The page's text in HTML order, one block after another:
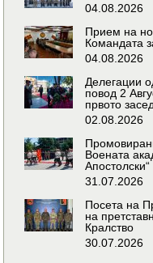
04.08.2026
Прием на
Командата
04.08.2026
Делегации
повод 2
првото
02.08.2026
Воената
Апостолски“
31.07.2026
Посета на
на
Кралство
30.07.2026